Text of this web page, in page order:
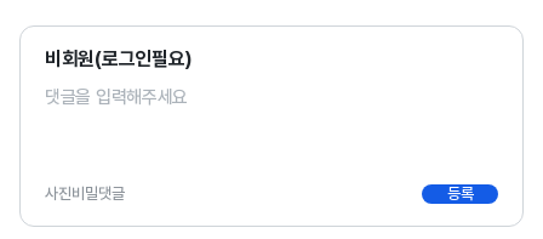
비회원(로그인필요)
사진비밀댓글 등록